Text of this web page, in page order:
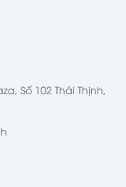
Số 102 Thái Thịnh,